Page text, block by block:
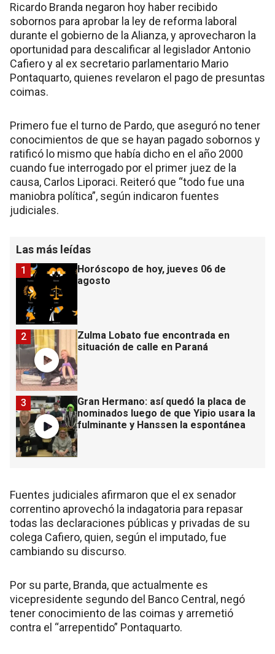
Ricardo Branda negaron hoy haber recibido
sobornos para aprobar la ley de reforma laboral
durante el gobierno de la Alianza, y aprovecharon la
oportunidad para descalificar al legislador Antonio
Cafiero y al ex secretario parlamentario Mario
Pontaquarto, quienes revelaron el pago de presuntas
coimas.
Primero fue el turno de Pardo, que aseguró no tener
conocimientos de que se hayan pagado sobornos y
ratificó lo mismo que había dicho en el año 2000
cuando fue interrogado por el primer juez de la
causa, Carlos Liporaci. Reiteró que “todo fue una
maniobra política”, según indicaron fuentes
judiciales.
Las más leídas
Horóscopo de hoy, jueves 06 de
agosto
1
Zulma Lobato fue encontrada en
situación de calle en Paraná
2
Gran Hermano: así quedó la placa de
nominados luego de que Yipio usara la
fulminante y Hanssen la espontánea
3
Fuentes judiciales afirmaron que el ex senador
correntino aprovechó la indagatoria para repasar
todas las declaraciones públicas y privadas de su
colega Cafiero, quien, según el imputado, fue
cambiando su discurso.
Por su parte, Branda, que actualmente es
vicepresidente segundo del Banco Central, negó
tener conocimiento de las coimas y arremetió
contra el “arrepentido” Pontaquarto.